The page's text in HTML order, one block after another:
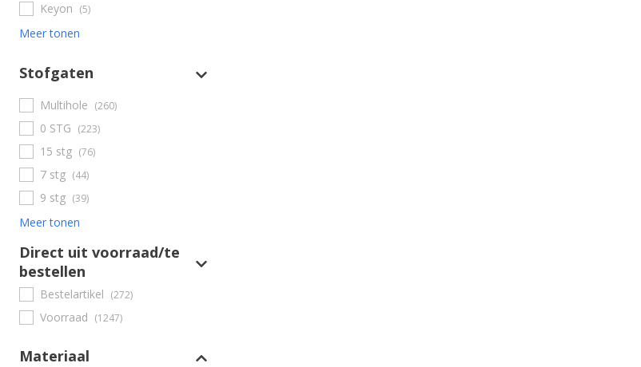
Keyon (5)
Meer tonen
Stofgaten
Multihole (260)
0 STG (223)
15 stg (76)
7 stg (44)
9 stg (39)
Meer tonen
Direct uit voorraad/te
bestellen
Bestelartikel (272)
Voorraad (1247)
Materiaal